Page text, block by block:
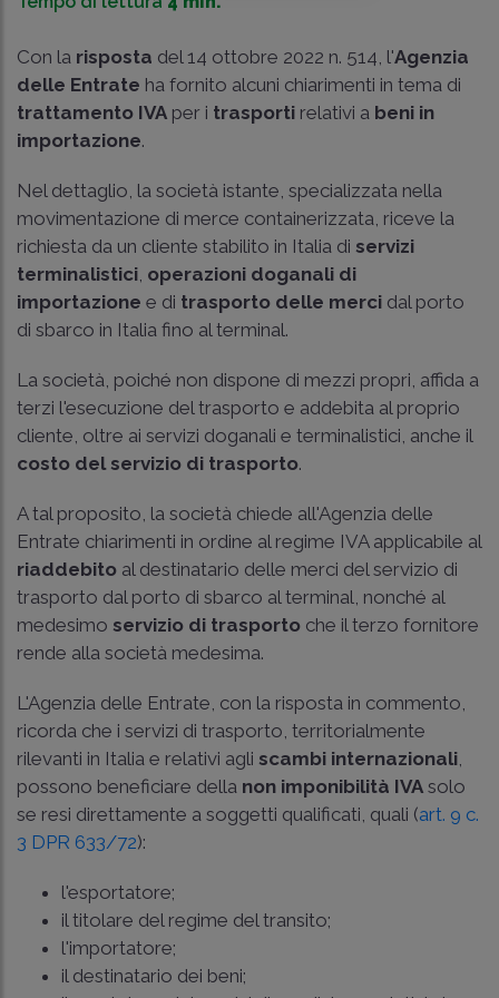
Con la risposta del 14 ottobre 2022 n. 514, l'Agenzia
delle Entrate ha fornito alcuni chiarimenti in tema di
trattamento IVA per i trasporti relativi a beni in
importazione.
Nel dettaglio, la società istante, specializzata nella
movimentazione di merce containerizzata, riceve la
richiesta da un cliente stabilito in Italia di servizi
terminalistici, operazioni doganali di
importazione e di trasporto delle merci dal porto
di sbarco in Italia fino al terminal.
La società, poiché non dispone di mezzi propri, affida a
terzi l'esecuzione del trasporto e addebita al proprio
cliente, oltre ai servizi doganali e terminalistici, anche il
costo del servizio di trasporto.
A tal proposito, la società chiede all'Agenzia delle
Entrate chiarimenti in ordine al regime IVA applicabile al
riaddebito al destinatario delle merci del servizio di
trasporto dal porto di sbarco al terminal, nonché al
medesimo servizio di trasporto che il terzo fornitore
rende alla società medesima.
L'Agenzia delle Entrate, con la risposta in commento,
ricorda che i servizi di trasporto, territorialmente
rilevanti in Italia e relativi agli scambi internazionali,
possono beneficiare della non imponibilità IVA solo
se resi direttamente a soggetti qualificati, quali (art. 9 c.
3 DPR 633/72):
l'esportatore;
il titolare del regime del transito;
l'importatore;
il destinatario dei beni;